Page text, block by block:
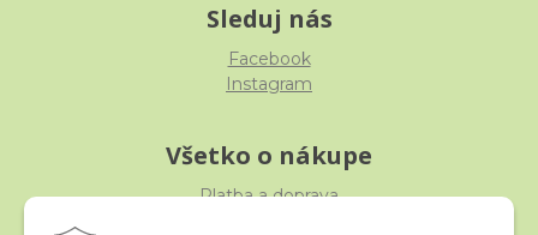
Sleduj nás
Facebook
Instagram
Všetko o nákupe
Platba a doprava